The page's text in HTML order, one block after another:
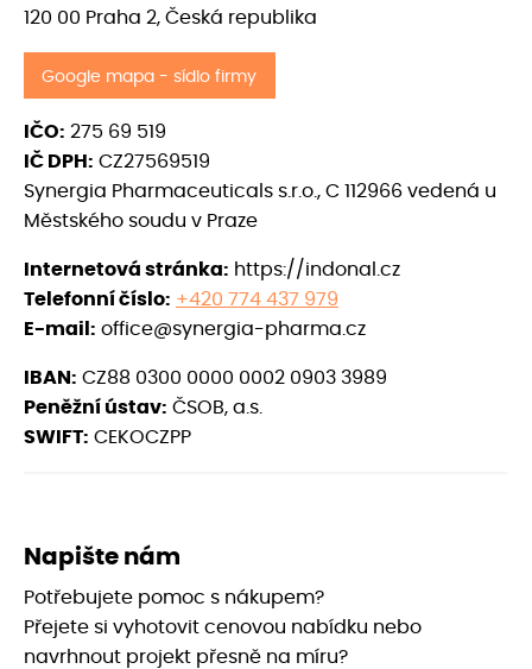
120 00 Praha 2, Česká republika
Google mapa - sídlo firmy
IČO: 275 69 519
IČ DPH: CZ27569519
Synergia Pharmaceuticals s.r.o., C 112966 vedená u
Městského soudu v Praze
Internetová stránka: https://indonal.cz
Telefonní číslo: +420 774 437 979
E-mail: office@synergia-pharma.cz
IBAN: CZ88 0300 0000 0002 0903 3989
Peněžní ústav: ČSOB, a.s.
SWIFT: CEKOCZPP
Napište nám
Potřebujete pomoc s nákupem?
Přejete si vyhotovit cenovou nabídku nebo
navrhnout projekt přesně na míru?